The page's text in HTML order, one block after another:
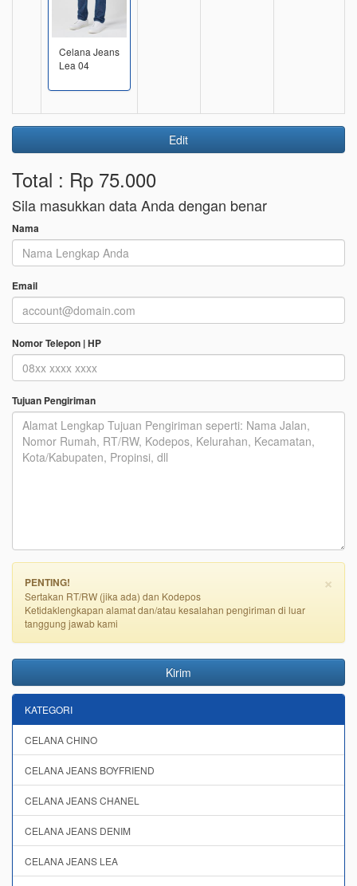
Celana Jeans
Lea 04
Edit
Total : Rp 75.000
Sila masukkan data Anda dengan benar
Nama
Email
Nomor Telepon | HP
Tujuan Pengiriman
×
PENTING!
Sertakan RT/RW (jika ada) dan Kodepos
Ketidaklengkapan alamat dan/atau kesalahan pengiriman di luar
tanggung jawab kami
Kirim
KATEGORI
CELANA CHINO
CELANA JEANS BOYFRIEND
CELANA JEANS CHANEL
CELANA JEANS DENIM
CELANA JEANS LEA